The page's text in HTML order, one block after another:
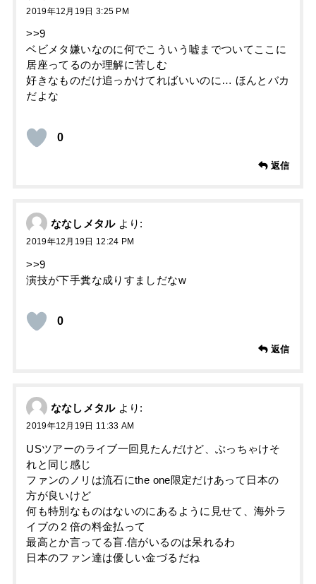
2019年12月19日 3:25 PM
>>9
ベビメタ嫌いなのに何でこういう嘘までついてここに
居座ってるのか理解に苦しむ
好きなものだけ追っかけてればいいのに… ほんとバカ
だよな
0
返信
ななしメタル より:
2019年12月19日 12:24 PM
>>9
演技が下手糞な成りすましだなw
0
返信
ななしメタル より:
2019年12月19日 11:33 AM
USツアーのライブ一回見たんだけど、ぶっちゃけそ
れと同じ感じ
ファンのノリは流石にthe one限定だけあって日本の
方が良いけど
何も特別なものはないのにあるように見せて、海外ラ
イブの２倍の料金払って
最高とか言ってる盲.信がいるのは呆れるわ
日本のファン達は優しい金づるだね